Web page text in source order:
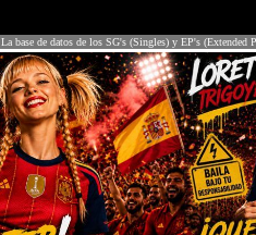
La base de datos de los SG's (Singles) y EP's (Extended